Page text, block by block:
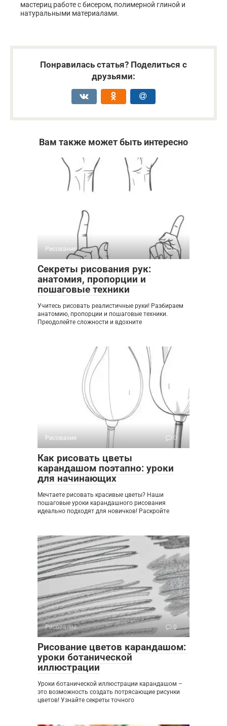
мастериц работе с бисером, полимерной глиной и
натуральными материалами.
Понравилась статья? Поделиться с
друзьями:
Вам также может быть интересно
Рисование 0
Секреты рисования рук:
анатомия, пропорции и
пошаговые техники
Учитесь рисовать реалистичные руки! Разбираем
анатомию, пропорции и пошаговые техники.
Преодолейте сложности и вдохните
Рисование 0
Как рисовать цветы
карандашом поэтапно: уроки
для начинающих
Мечтаете рисовать красивые цветы? Наши
пошаговые уроки карандашного рисования
идеально подходят для новичков! Раскройте
Рисование 0
Рисование цветов карандашом:
уроки ботанической
иллюстрации
Уроки ботанической иллюстрации карандашом –
это возможность создать потрясающие рисунки
цветов! Узнайте секреты точного